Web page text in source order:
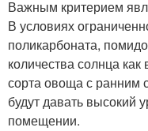
Важным критерием
В условиях
поликарбоната,
количества солнца
сорта овоща с ранним
будут давать высокий
помещении.